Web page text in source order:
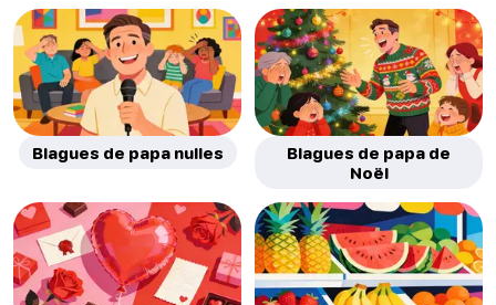
Blagues de papa nulles
Blagues de papa de
Noël